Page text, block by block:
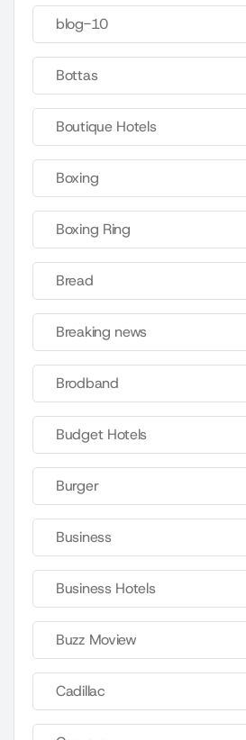
blog-10
Bottas
Boutique Hotels
Boxing
Boxing Ring
Bread
Breaking news
Brodband
Budget Hotels
Burger
Business
Business Hotels
Buzz Moview
Cadillac